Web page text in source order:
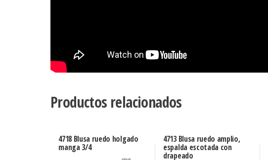
Productos relacionados
4718 Blusa ruedo holgado
manga 3/4
4713 Blusa ruedo amplio,
espalda escotada con
drapeado